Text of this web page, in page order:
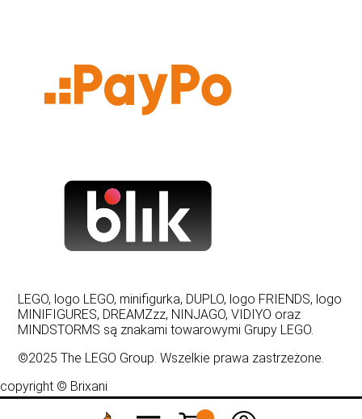
LEGO, logo LEGO, minifigurka, DUPLO, logo FRIENDS, logo
MINIFIGURES, DREAMZzz, NINJAGO, VIDIYO oraz
MINDSTORMS są znakami towarowymi Grupy LEGO.
©2025 The LEGO Group. Wszelkie prawa zastrzeżone.
copyright © Brixani